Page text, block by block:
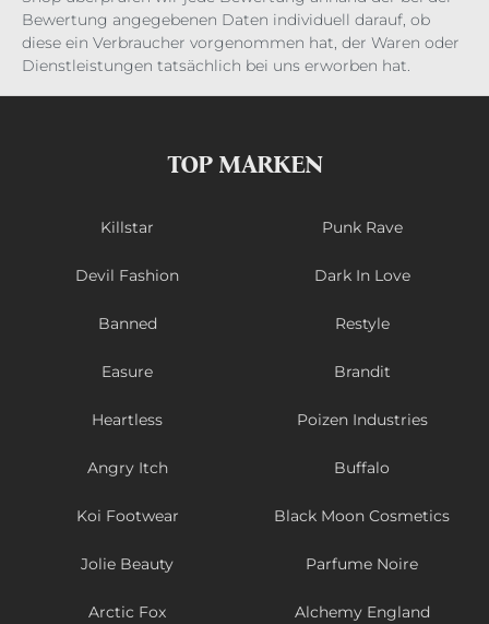
Bewertung angegebenen Daten individuell darauf, ob
diese ein Verbraucher vorgenommen hat, der Waren oder
Dienstleistungen tatsächlich bei uns erworben hat.
TOP MARKEN
Killstar Punk Rave
Devil Fashion Dark In Love
Banned Restyle
Easure Brandit
Heartless Poizen Industries
Angry Itch Buffalo
Koi Footwear Black Moon Cosmetics
Jolie Beauty Parfume Noire
Arctic Fox Alchemy England